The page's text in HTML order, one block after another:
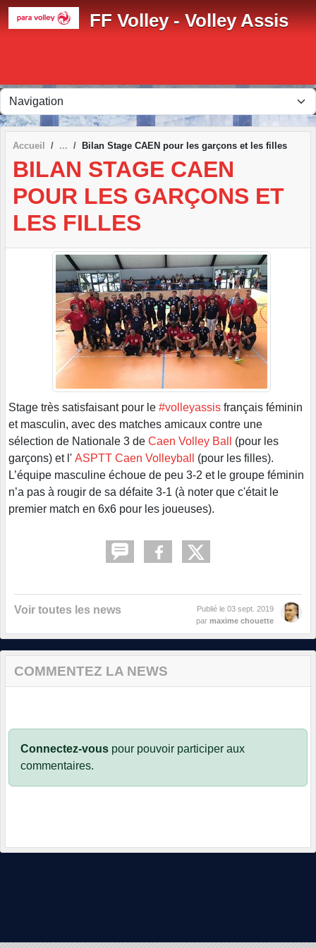
FF Volley - Volley Assis
Accueil Bilan Stage CAEN pour les garçons et les filles
BILAN STAGE CAEN
POUR LES GARÇONS ET
LES FILLES
Stage très satisfaisant pour le #volleyassis français féminin
et masculin, avec des matches amicaux contre une
sélection de Nationale 3 de Caen Volley Ball
(pour les
garçons) et l' ASPTT Caen Volleyball
(pour les filles).
L’équipe masculine échoue de peu 3-2 et le groupe féminin
n’a pas à rougir de sa défaite 3-1 (à noter que c'était le
premier match en 6x6 pour les joueuses).
Voir toutes les news Publié le 03 sept. 2019
par maxime chouette
COMMENTEZ LA NEWS
Connectez-vous pour pouvoir participer aux
commentaires.
Panneau de gestion des cookies